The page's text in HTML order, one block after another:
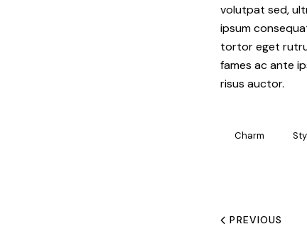
volutpat sed,
ipsum
tortor eget
fames ac ante
risus auctor.
Charm
PREVIOUS